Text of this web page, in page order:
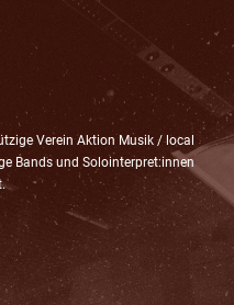
Verein Aktion Musik / local
Bands und Solointerpret:innen